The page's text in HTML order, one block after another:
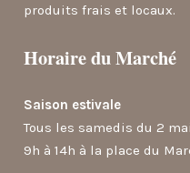
produits frais et locaux.
Horaire du Marché
Saison estivale
Tous les samedis du 2
9h à 14h à la place du